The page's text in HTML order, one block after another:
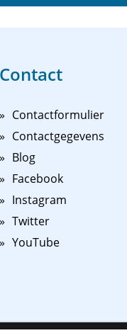
Contact
Contactformulier
Contactgegevens
Blog
Facebook
Instagram
Twitter
YouTube